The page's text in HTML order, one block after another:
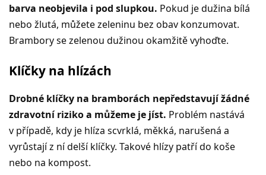
barva neobjevila i pod slupkou. Pokud je dužina bílá
nebo žlutá, můžete zeleninu bez obav konzumovat.
Brambory se zelenou dužinou okamžitě vyhoďte.
Klíčky na hlízách
Drobné klíčky na bramborách nepředstavují žádné
zdravotní riziko a můžeme je jíst. Problém nastává
v případě, kdy je hlíza scvrklá, měkká, narušená a
vyrůstají z ní delší klíčky. Takové hlízy patří do koše
nebo na kompost.